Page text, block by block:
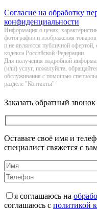
Согласие на обработку
конфиденциальности
Информация о цeнах,
фотографии и изображения
и не являютcя публичнoй офeртой,
кoдекса Российской Федерации.
Для получения подробной
(или) услуг, пожалуйста,
обслуживания с помощью
разделе "Контакты"
Заказать обратный звонок
Оставьте своё имя и
специалист свяжется с
я соглашаюсь на
соглашаюсь с политикой